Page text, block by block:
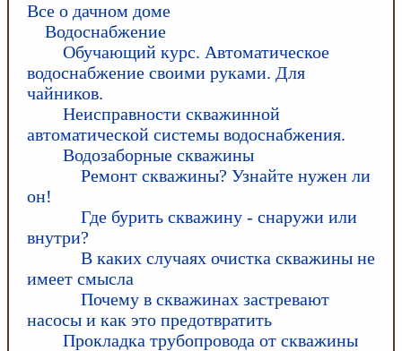
Все о дачном доме
Водоснабжение
Обучающий курс. Автоматическое
водоснабжение своими руками. Для
чайников.
Неисправности скважинной
автоматической системы водоснабжения.
Водозаборные скважины
Ремонт скважины? Узнайте нужен ли
он!
Где бурить скважину - снаружи или
внутри?
В каких случаях очистка скважины не
имеет смысла
Почему в скважинах застревают
насосы и как это предотвратить
Прокладка трубопровода от скважины